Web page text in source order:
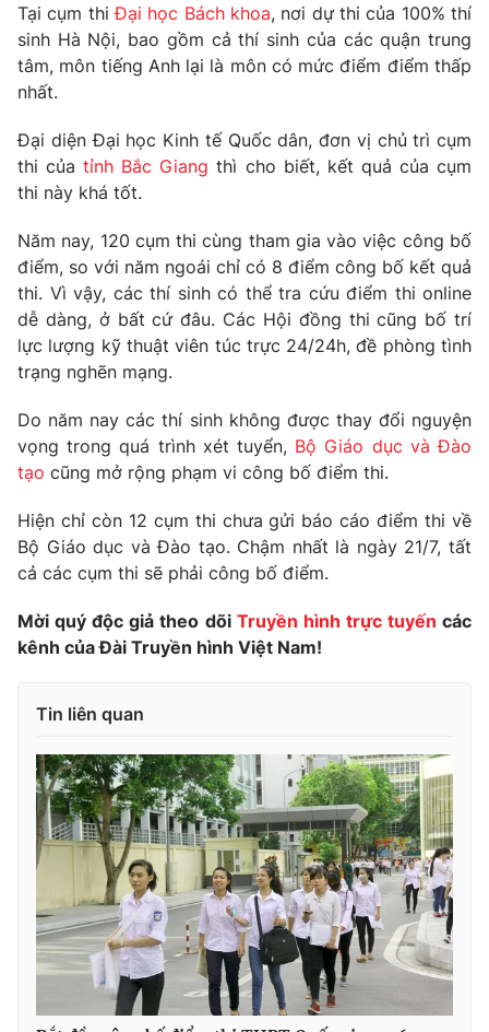
Góc doanh nghiệp
Truyền hình
Phim VTV
Hậu trường
Nhân vật
Khán giả
Giải sao mai
Giải trí
Âm nhạc
Đời sống
Du lịch
Làm đẹp
Chất lượng cuộc sống
Giáo dục
Tuyển sinh
Học trực tuyến
Công nghệ
Hitech Công nghệ tương lai
Sản phẩm
Tư vấn
Giao lưu trực tuyến
Chuyên mục khác
Emagazine Podcast
Photo Infographic
Video Shorts video
VTV Money
VTV Sức khoẻ Bất động sản
Thị trường 24h Tấm lòng Việt
Vươn mình bằng AI
VTV9 VTV8
Liên hệ tòa soạn English
Tại cụm thiĐại học Bách khoa, nơi dự thi của 100% thí
sinh Hà Nội, bao gồm cả thí sinh của các quận trung
tâm, môn tiếng Anh lại là môn có mức điểm điểm thấp
nhất.
Đại diện Đại học Kinh tế Quốc dân, đơn vị chủ trì cụm
thi củatỉnh Bắc Giang thì cho biết, kết quả của cụm
thi này khá tốt.
Năm nay, 120 cụm thi cùng tham gia vào việc công bố
điểm, so với năm ngoái chỉ có 8 điểm công bố kết quả
thi. Vì vậy, các thí sinh có thể tra cứu điểm thi online
dễ dàng, ở bất cứ đâu. Các Hội đồng thi cũng bố trí
lực lượng kỹ thuật viên túc trực 24/24h, đề phòng tình
trạng nghẽn mạng.
Do năm nay các thí sinh không được thay đổi nguyện
vọng trong quá trình xét tuyển, Bộ Giáo dục và Đào
tạo cũng mở rộng phạm vi công bố điểm thi.
Hiện chỉ còn 12 cụm thi chưa gửi báo cáo điểm thi về
Bộ Giáo dục và Đào tạo. Chậm nhất là ngày 21/7, tất
cả các cụm thi sẽ phải công bố điểm.
Mời quý độc giả theo dõi Truyền hình trực tuyến các
kênh của Đài Truyền hình Việt Nam!
Tin liên quan